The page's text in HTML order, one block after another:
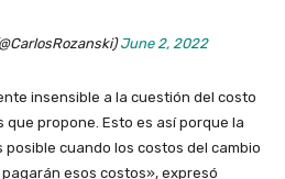
June 2, 2022
insensible a la cuestión del costo
propone. Esto es así porque la
posible cuando los costos del cambio
esos costos», expresó